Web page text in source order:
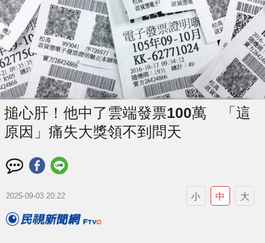
搥心肝！他中了雲端發票100萬 「這
原因」痛失大獎領不到問天
2025-09-03 20:22 小 中 大